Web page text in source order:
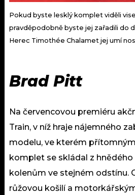
Pokud byste lesklý komplet viděli
pravděpodobně byste jej zařadili do
Herec Timothée Chalamet jej umí
Brad Pitt
Na červencovou premiéru
Train, v níž hraje nájemného
modelu, ve kterém
komplet se skládal z
kolenům ve stejném odstínu.
růžovou košilí a